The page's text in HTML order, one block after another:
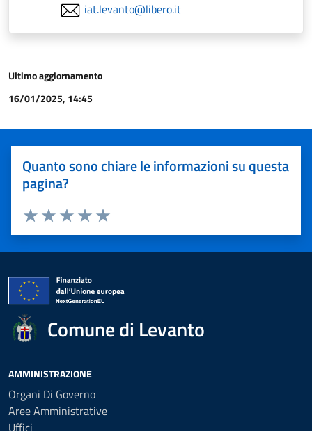
iat.levanto@libero.it
Ultimo aggiornamento
16/01/2025, 14:45
Quanto sono chiare le informazioni su questa
pagina?
Valuta 5 stelle su 5
Valuta 4 stelle su 5
Valuta 3 stelle su 5
Valuta 2 stelle su 5
Valuta 1 stelle su 5
Comune di Levanto
AMMINISTRAZIONE
Organi Di Governo
Aree Amministrative
Uffici